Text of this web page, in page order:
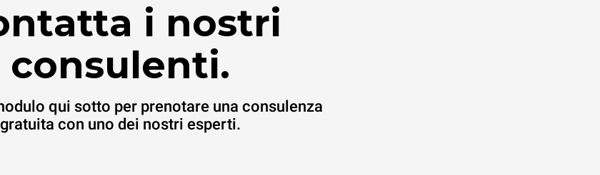
i nostri
consulenti.
qui sotto per prenotare una consulenza
gratuita con uno dei nostri esperti.